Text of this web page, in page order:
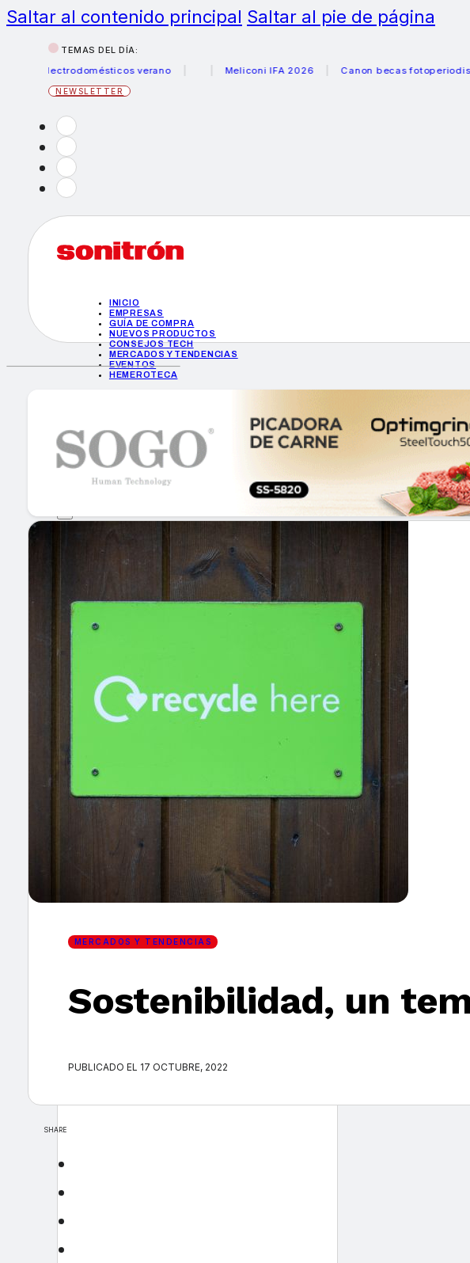
Saltar al contenido principal Saltar al pie de página
TEMAS DEL DÍA:
verano
Meliconi IFA 2026 Canon becas fotoperiodismo
NEWSLETTER
INICIO
EMPRESAS
GUÍA DE COMPRA
NUEVOS PRODUCTOS
CONSEJOS TECH
MERCADOS Y TENDENCIAS
EVENTOS
HEMEROTECA
GUÍA DE COMPRA
NUEVOS PRODUCTOS
CONSEJOS TECH
MERCADOS Y TENDENCIAS
HEMEROTECA
Encuentra tu noticia
Buscar
×
MERCADOS Y TENDENCIAS
Sostenibilidad, un
PUBLICADO EL 17 OCTUBRE, 2022
SHARE